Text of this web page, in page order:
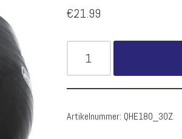
€21.99
Artikelnummer: QHE180_30Z